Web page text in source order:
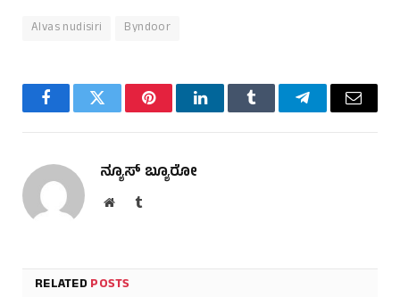
Alvas nudisiri Byndoor
FacebookTwitter PinterestLinkedInTumblr TelegramEmail
ನ್ಯೂಸ್ ಬ್ಯೂರೋ
WebsiteTumblr
RELATEDPOSTS